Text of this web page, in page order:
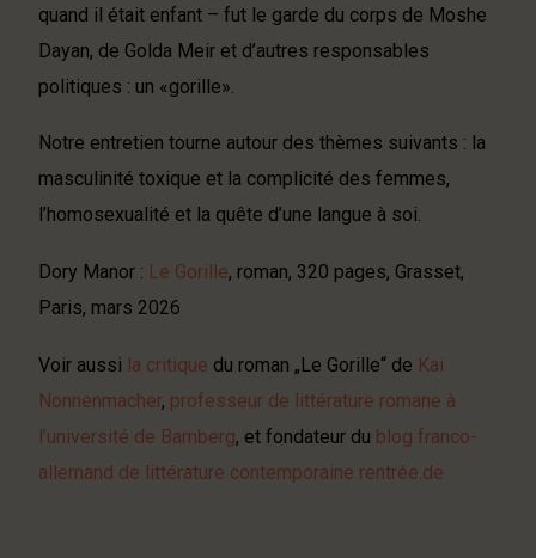
quand il était enfant – fut le garde du corps de Moshe
Dayan, de Golda Meir et d’autres responsables
politiques : un «gorille».
Notre entretien tourne autour des thèmes suivants : la
masculinité toxique et la complicité des femmes,
l’homosexualité et la quête d’une langue à soi.
Dory Manor : Le Gorille, roman, 320 pages, Grasset,
Paris, mars 2026
Voir aussi la critique du roman „Le Gorille“ de Kai
Nonnenmacher, professeur de littérature romane à
l’université de Bamberg, et fondateur du blog franco-
allemand de littérature contemporaine rentrée.de